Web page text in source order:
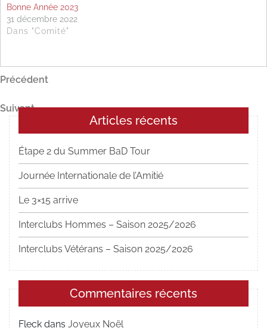
Bonne Année 2023
31 décembre 2022
Dans "Comité"
Navigation
l’article
Article
Précédent
Article
suivant
Suivant
Articles récents
Étape 2 du Summer BaD Tour
Journée Internationale de l’Amitié
Le 3×15 arrive
Interclubs Hommes – Saison 2025/2026
Interclubs Vétérans – Saison 2025/2026
Commentaires récents
Fleck dans Joyeux Noël